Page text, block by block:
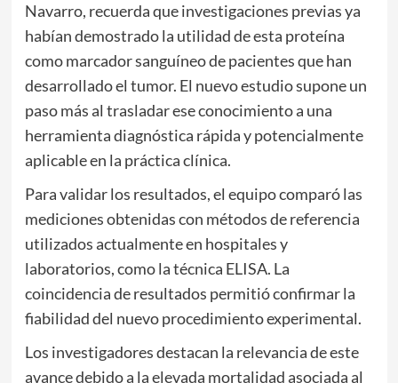
Navarro, recuerda que investigaciones previas ya
habían demostrado la utilidad de esta proteína
como marcador sanguíneo de pacientes que han
desarrollado el tumor. El nuevo estudio supone un
paso más al trasladar ese conocimiento a una
herramienta diagnóstica rápida y potencialmente
aplicable en la práctica clínica.
Para validar los resultados, el equipo comparó las
mediciones obtenidas con métodos de referencia
utilizados actualmente en hospitales y
laboratorios, como la técnica ELISA. La
coincidencia de resultados permitió confirmar la
fiabilidad del nuevo procedimiento experimental.
Los investigadores destacan la relevancia de este
avance debido a la elevada mortalidad asociada al